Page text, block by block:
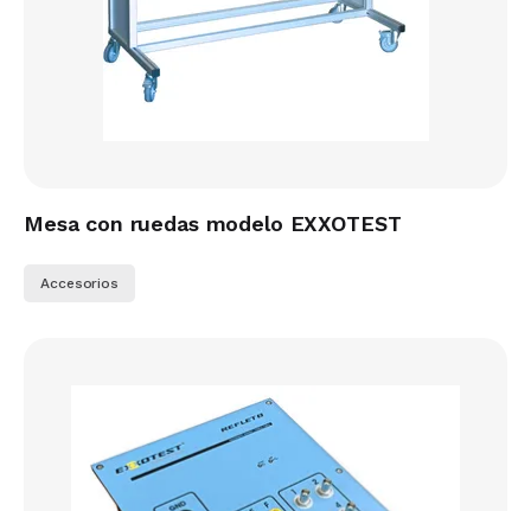
Mesa con ruedas modelo EXXOTEST
Accesorios